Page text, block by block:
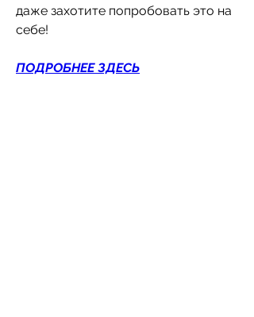
даже захотите попробовать это на
себе!
ПОДРОБНЕЕ ЗДЕСЬ